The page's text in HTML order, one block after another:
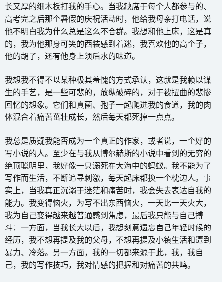
长又厚的细木板打我的手心。当我缺席于每个人都参与的、
高考完之后那个暑假的庆祝活动时，他给我母亲打电话，说
他不明白我为什么总是这么不合群。我想和他上床，这是真
的，我为他那身可笑的西装感到着迷，我喜欢他的高个子，
他的胡子，还有他身上须后水的味道。
我想我不得不以某种极其羞愧的方式承认，这就是我赖以谋
生的手艺，是一些可悲的，放纵破碎的，对于被扭曲的悲惨
回忆的想象。它们和真菌、孢子一起爬进我的食道，我的肉
体混合着痛苦茁壮成长，然后每天都死掉一点点。
我总是质疑我能否成为一个真正的作家，或者说，一个好的
写小说的人。至少在与我从博尔赫斯的小说中看到的无穷的
绝顶聪明里，我好像一只溺死在大海中的蚂蚁。我不能为了
写作而生活，不断追寻刺激，每天起床都换一个枕边人。事
实上，当我真正沉溺于迷茫和痛苦时，我会失去表达自我的
能力。我变得恼火，为写不出东西恼火，一天比一天火大，
我为自己变得越来越普通感到焦虑，最后我只能与自己搏
斗：一方面，当我长大以后，我想刻意遗忘自己年轻时候的
经历，我不想再提及我的父母，不想再提及小镇生活和遭到
暴力、冷落。另一方面，我的一切都来源于此，我，我自
己，我的写作技巧，我对情感的把握和对痛苦的共鸣。